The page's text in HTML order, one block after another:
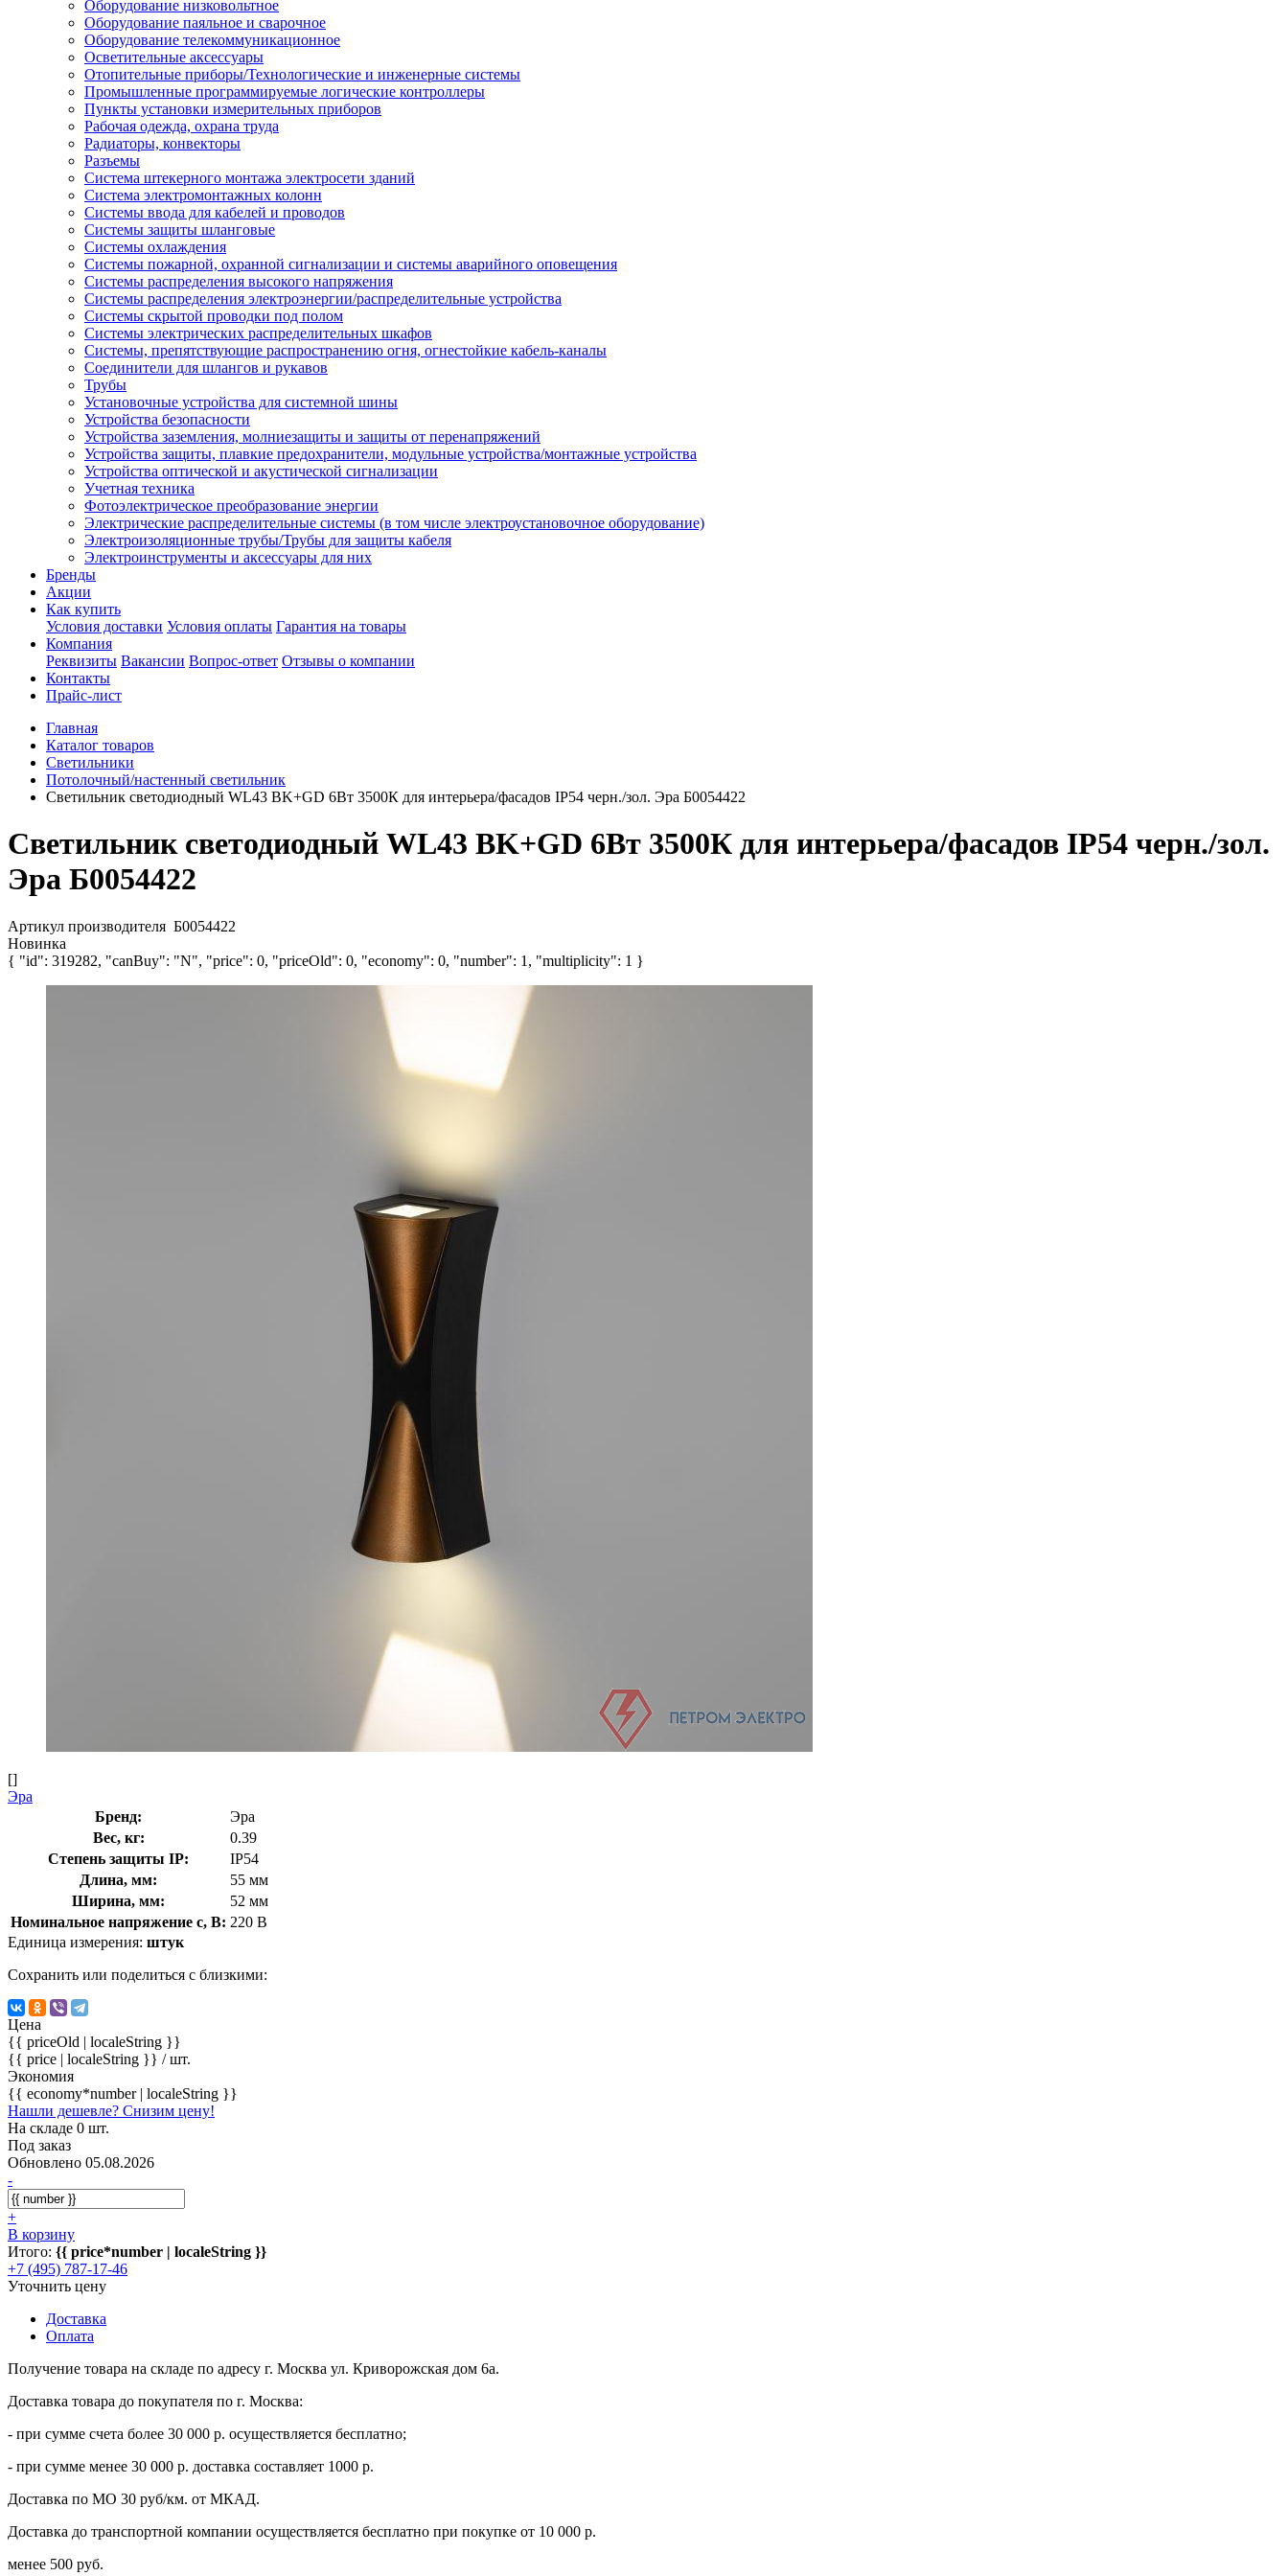
Оборудование низковольтное
Оборудование паяльное и сварочное
Оборудование телекоммуникационное
Осветительные аксессуары
Отопительные приборы/Технологические и инженерные системы
Промышленные программируемые логические контроллеры
Пункты установки измерительных приборов
Рабочая одежда, охрана труда
Радиаторы, конвекторы
Разъемы
Система штекерного монтажа электросети зданий
Система электромонтажных колонн
Системы ввода для кабелей и проводов
Системы защиты шланговые
Системы охлаждения
Системы пожарной, охранной сигнализации и системы аварийного оповещения
Системы распределения высокого напряжения
Системы распределения электроэнергии/распределительные устройства
Системы скрытой проводки под полом
Системы электрических распределительных шкафов
Системы, препятствующие распространению огня, огнестойкие кабель-каналы
Соединители для шлангов и рукавов
Трубы
Установочные устройства для системной шины
Устройства безопасности
Устройства заземления, молниезащиты и защиты от перенапряжений
Устройства защиты, плавкие предохранители, модульные устройства/монтажные устройства
Устройства оптической и акустической сигнализации
Учетная техника
Фотоэлектрическое преобразование энергии
Электрические распределительные системы (в том числе электроустановочное оборудование)
Электроизоляционные трубы/Трубы для защиты кабеля
Электроинструменты и аксессуары для них
Бренды
Акции
Как купить
Условия доставки Условия оплаты Гарантия на товары
Компания
Реквизиты Вакансии Вопрос-ответ Отзывы о компании
Контакты
Прайс-лист
Главная
Каталог товаров
Светильники
Потолочный/настенный светильник
Светильник светодиодный WL43 BK+GD 6Вт 3500К для интерьера/фасадов IP54 черн./зол. Эра Б0054422
Светильник светодиодный WL43 BK+GD 6Вт 3500К для интерьера/фасадов IP54 черн./зол.
Эра Б0054422
Артикул производителя Б0054422
Новинка
{ "id": 319282, "canBuy": "N", "price": 0, "priceOld": 0, "economy": 0, "number": 1, "multiplicity": 1 }
[]
Эра
Бренд:
Эра
Вес, кг:
0.39
Степень защиты IP:
IP54
Длина, мм:
55 мм
Ширина, мм:
52 мм
Номинальное напряжение с, В: 220 В
Единица измерения: штук
Сохранить или поделиться с близкими:
Цена
{{ priceOld | localeString }}
{{ price | localeString }} / шт.
Экономия
{{ economy*number | localeString }}
Нашли дешевле? Снизим цену!
На складе 0 шт.
Под заказ
Обновлено 05.08.2026
-
+
В корзину
Итого: {{ price*number | localeString }}
+7 (495) 787-17-46
Уточнить цену
Доставка
Оплата
Получение товара на складе по адресу г. Москва ул. Криворожская дом 6а.
Доставка товара до покупателя по г. Москва:
- при сумме счета более 30 000 р. осуществляется бесплатно;
- при сумме менее 30 000 р. доставка составляет 1000 р.
Доставка по МО 30 руб/км. от МКАД.
Доставка до транспортной компании осуществляется бесплатно при покупке от 10 000 р.
менее 500 руб.